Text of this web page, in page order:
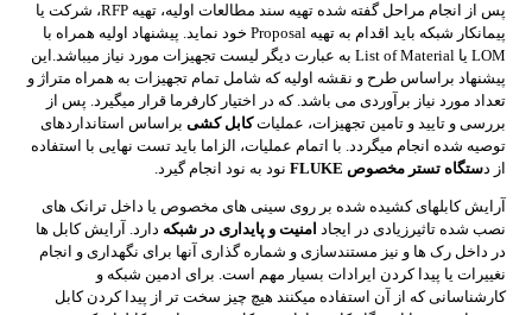
پس از انجام مراحل گفته شده تهیه سند مطالعات اولیه، تهیه RFP، شرکت یا
پیمانکار شبکه باید اقدام به تهیه Proposal خود نماید. پیشنهاد اولیه همراه با
LOM یا List of Material به عبارت دیگر لیست تجهیزات مورد نیاز میباشد.این
پیشنهاد براساس طرح و نقشه اولیه که شامل تمام تجهیزات به همراه متراژ و
تعداد مورد نیاز برآوردی می باشد. که در اختیار کارفرما قرار میگیرد. پس از
بررسی و تایید و تامین تجهیزات، عملیاتکابل کشی براساس استانداردهای
توصیه شده انجام میگردد. با اتمام عملیات، الزاما باید تست نهایی با استفاده
از دستگاه تستر مخصوص FLUKE نود به نود انجام گیرد.
آرایش کابلهای کشیده شده بر روی سینی های مخصوص یا داخل ترانک های
نصب شده تاثیرزیادی در ایجاد امنیت و پایداری در شبکه دارد. آرایش کابل ها
در داخل رک ها و نیز مستندسازی و شماره گذاری آنها برای نگهداری و انجام
نغییرات یا پیدا کردن ایرادات بسیار مهم است. برای ادمین شبکه و
کارشناسانی که از آن استفاده میکنند هیچ چیز سخت تر از پیدا کردن کابل